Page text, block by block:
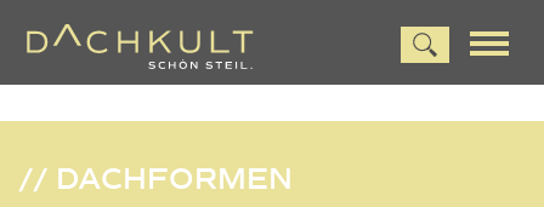
// DACHFORMEN